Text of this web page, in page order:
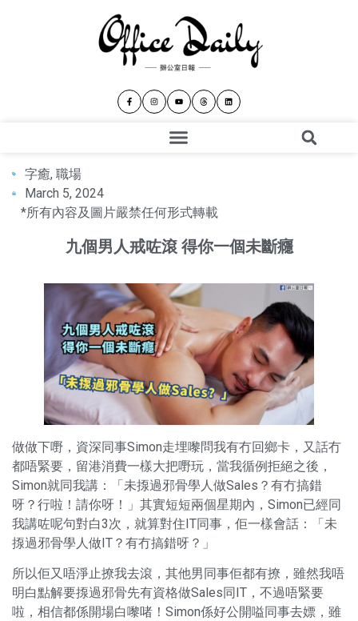
字癒, 職場
March 5, 2024
*所有內容及圖片嚴禁任何形式轉載
九個男人戒咗滾 得你一個未斷癮
做做下嘢，資深同事Simon走埋嚟問我有冇回鄉卡，又話冇
都唔緊要，留港消費一樣大把嘢玩，當我循例拒絕之後，
Simon就同我講：「未揼過邪骨學人做Sales？有冇搞錯
呀？行啦！請你呀！」其實短短兩個星期內，Simon已經同
我講咗呢句對白3次，就算對住IT同事，佢一樣會話：「未
揼過邪骨學人做IT？有冇搞錯呀？」
所以佢又唔淨止撩我去滾，其他男同事佢都有撩，雖然我唔
明白點解要揼過邪骨先有資格做Sales同IT，不過唔緊要
啦，相信都係開場白嚟啫！Simon係好公開嗌同事去嫖，雖